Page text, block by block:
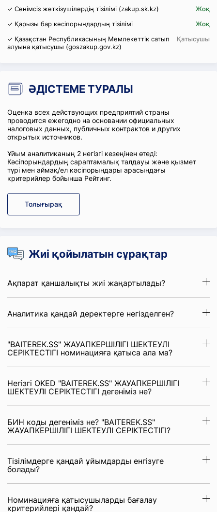
✓ Сенімсіз жеткізушілердің тізілімі (zakup.sk.kz)
Жоқ
✓ Қарызы бар кәсіпорындардың тізілімі
Жоқ
✓ Қазақстан Республикасының Мемлекеттік сатып
алуына қатысушы (goszakup.gov.kz)
Қатысушы
ӘДІСТЕМЕ ТУРАЛЫ
Оценка всех действующих предприятий страны
проводится ежегодно на основании официальных
налоговых данных, публичных контрактов и других
открытых источников.
Ұйым аналитиканың 2 негізгі кезеңінен өтеді:
Кәсіпорындардың сараптамалық талдауы және қызмет
түрі мен аймақ/ел кәсіпорындары арасындағы
критерийлер бойынша Рейтинг.
Толығырақ
Жиі қойылатын сұрақтар
Ақпарат қаншалықты жиі жаңартылады?
Аналитика қандай деректерге негізделген?
"BAITEREK.SS" ЖАУАПКЕРШІЛІГІ ШЕКТЕУЛІ
СЕРІКТЕСТІГІ номинацияға қатыса ала ма?
Негізгі OKED "BAITEREK.SS" ЖАУАПКЕРШІЛІГІ
ШЕКТЕУЛІ СЕРІКТЕСТІГІ дегеніміз не?
БИН коды дегеніміз не? "BAITEREK.SS"
ЖАУАПКЕРШІЛІГІ ШЕКТЕУЛІ СЕРІКТЕСТІГІ?
Тізілімдерге қандай ұйымдарды енгізуге
болады?
Номинацияға қатысушыларды бағалау
критерийлері қандай?